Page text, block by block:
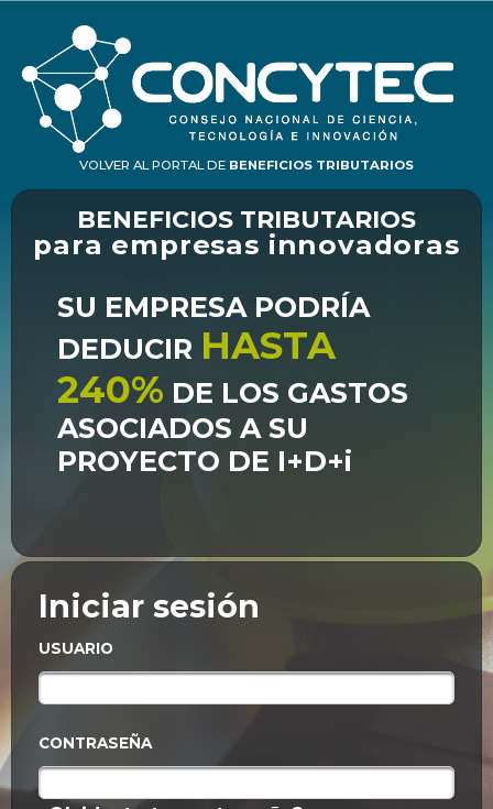
VOLVER AL PORTAL DE BENEFICIOS TRIBUTARIOS
BENEFICIOS TRIBUTARIOS
para empresas innovadoras
SU EMPRESA PODRÍA
DEDUCIR HASTA
240% DE LOS GASTOS
ASOCIADOS A SU
PROYECTO DE I+D+i
Iniciar sesión
USUARIO
CONTRASEÑA